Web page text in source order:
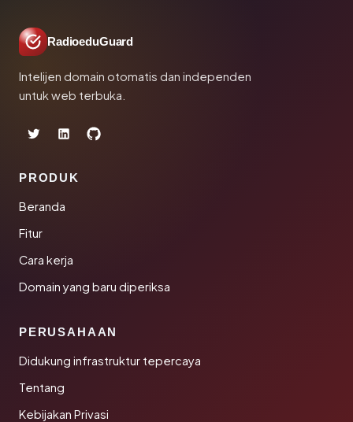
RadioeduGuard
Intelijen domain otomatis dan independen
untuk web terbuka.
PRODUK
Beranda
Fitur
Cara kerja
Domain yang baru diperiksa
PERUSAHAAN
Didukung infrastruktur tepercaya
Tentang
Kebijakan Privasi